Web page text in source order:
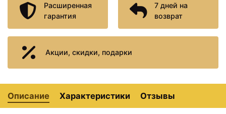
38870 ₽
Aqwella Barcelona Lux
4620008197357
41710 ₽
Barcelona Ba.01.05/2 +
12091 + Ba.02.55
Расширенная
гарантия
7 дней на
возврат
Акции, скидки, подарки
Описание Характеристики Отзывы